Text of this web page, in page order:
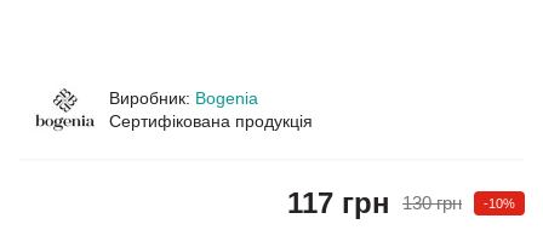
Виробник: Bogenia
Сертифікована продукція
130 грн -10%
117 грн